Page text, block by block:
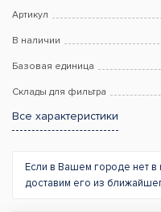
Артикул
В наличии
Базовая единица
Склады для фильтра
Все характеристики
Если в Вашем городе нет в
доставим его из